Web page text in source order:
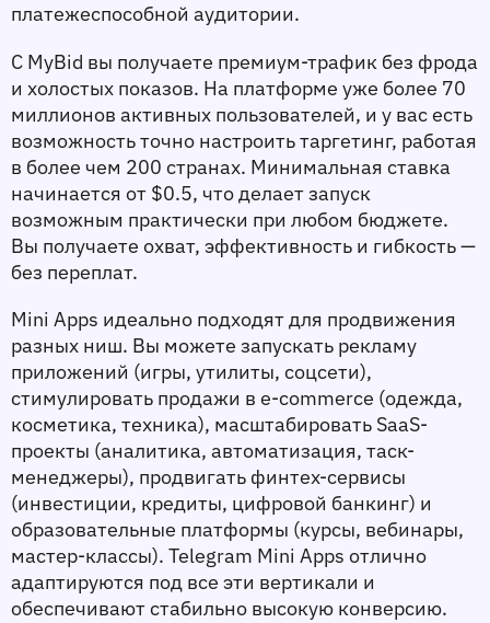
платежеспособной аудитории.
С MyBid вы получаете премиум-трафик без фрода
и холостых показов. На платформе уже более 70
миллионов активных пользователей, и у вас есть
возможность точно настроить таргетинг, работая
в более чем 200 странах. Минимальная ставка
начинается от $0.5, что делает запуск
возможным практически при любом бюджете.
Вы получаете охват, эффективность и гибкость —
без переплат.
Mini Apps идеально подходят для продвижения
разных ниш. Вы можете запускать рекламу
приложений (игры, утилиты, соцсети),
стимулировать продажи в e-commerce (одежда,
косметика, техника), масштабировать SaaS-
проекты (аналитика, автоматизация, таск-
менеджеры), продвигать финтех-сервисы
(инвестиции, кредиты, цифровой банкинг) и
образовательные платформы (курсы, вебинары,
мастер-классы). Telegram Mini Apps отлично
адаптируются под все эти вертикали и
обеспечивают стабильно высокую конверсию.